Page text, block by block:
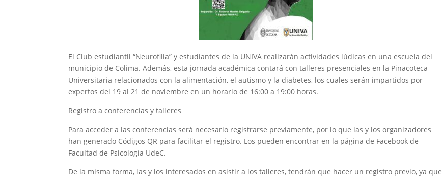
El Club estudiantil “Neurofilia” y estudiantes de la UNIVA realizarán actividades lúdicas en una escuela del
municipio de Colima. Además, esta jornada académica contará con talleres presenciales en la Pinacoteca
Universitaria relacionados con la alimentación, el autismo y la diabetes, los cuales serán impartidos por
expertos del 19 al 21 de noviembre en un horario de 16:00 a 19:00 horas.
Registro a conferencias y talleres
Para acceder a las conferencias será necesario registrarse previamente, por lo que las y los organizadores
han generado Códigos QR para facilitar el registro. Los pueden encontrar en la página de Facebook de
Facultad de Psicología UdeC.
De la misma forma, las y los interesados en asistir a los talleres, tendrán que hacer un registro previo, ya que